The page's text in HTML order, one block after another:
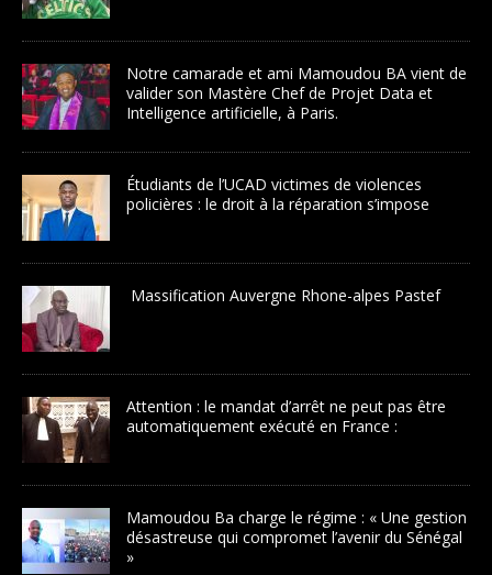
Notre camarade et ami Mamoudou BA vient de
valider son Mastère Chef de Projet Data et
Intelligence artificielle, à Paris.
Étudiants de l’UCAD victimes de violences
policières : le droit à la réparation s’impose
Massification Auvergne Rhone-alpes Pastef
Attention : le mandat d’arrêt ne peut pas être
automatiquement exécuté en France :
Mamoudou Ba charge le régime : « Une gestion
désastreuse qui compromet l’avenir du Sénégal
»